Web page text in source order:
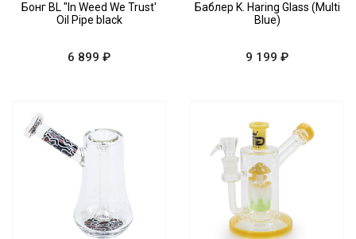
Бонг BL "In Weed We Trust'
Oil Pipe black
6 899 ₽
Баблер K. Haring Glass (Multi
Blue)
9 199 ₽